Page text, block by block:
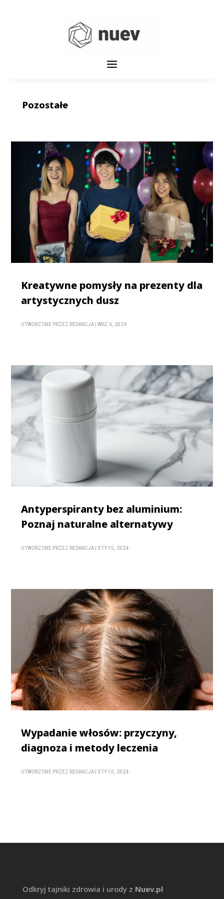
Pozostałe
Kreatywne pomysły na prezenty dla
artystycznych dusz
UTWORZONE PRZEZ REDAKCJA |WRZ 6, 2024
Antyperspiranty bez aluminium:
Poznaj naturalne alternatywy
UTWORZONE PRZEZ REDAKCJA STY 15, 2024
Wypadanie włosów: przyczyny,
diagnoza i metody leczenia
UTWORZONE PRZEZ REDAKCJA STY 10, 2024
Odkryj tajniki zdrowia i urody z Nuev.pl